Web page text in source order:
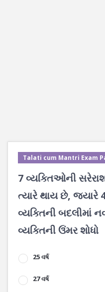
Talati cum Mantri Exam
7 વ્યક્તિઓની સરેરાશ
ત્યારે થાય છે, જ્યારે
વ્યક્તિની બદલીમાં
વ્યક્તિની ઉંમર શોધો
25 વર્ષ
27 વર્ષ